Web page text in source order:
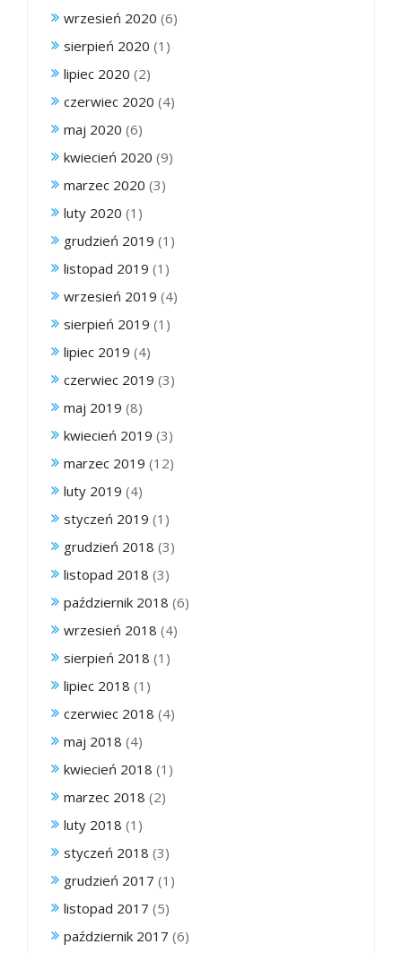
wrzesień 2020 (6)
sierpień 2020 (1)
lipiec 2020 (2)
czerwiec 2020 (4)
maj 2020 (6)
kwiecień 2020 (9)
marzec 2020 (3)
luty 2020 (1)
grudzień 2019 (1)
listopad 2019 (1)
wrzesień 2019 (4)
sierpień 2019 (1)
lipiec 2019 (4)
czerwiec 2019 (3)
maj 2019 (8)
kwiecień 2019 (3)
marzec 2019 (12)
luty 2019 (4)
styczeń 2019 (1)
grudzień 2018 (3)
listopad 2018 (3)
październik 2018 (6)
wrzesień 2018 (4)
sierpień 2018 (1)
lipiec 2018 (1)
czerwiec 2018 (4)
maj 2018 (4)
kwiecień 2018 (1)
marzec 2018 (2)
luty 2018 (1)
styczeń 2018 (3)
grudzień 2017 (1)
listopad 2017 (5)
październik 2017 (6)